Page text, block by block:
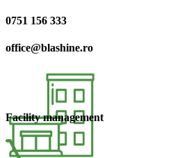
0751 156 333
office@blashine.ro
Facility management​